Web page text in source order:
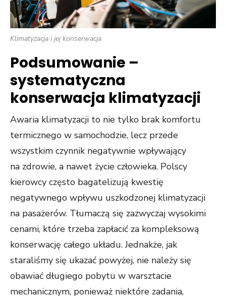
Klimatyzacja i jej konserwacja
Podsumowanie –
systematyczna
konserwacja klimatyzacji
Awaria klimatyzacji to nie tylko brak komfortu
termicznego w samochodzie, lecz przede
wszystkim czynnik negatywnie wpływający
na zdrowie, a nawet życie człowieka. Polscy
kierowcy często bagatelizują kwestię
negatywnego wpływu uszkodzonej klimatyzacji
na pasażerów. Tłumaczą się zazwyczaj wysokimi
cenami, które trzeba zapłacić za kompleksową
konserwację całego układu. Jednakże, jak
staraliśmy się ukazać powyżej, nie należy się
obawiać długiego pobytu w warsztacie
mechanicznym, ponieważ niektóre zadania,